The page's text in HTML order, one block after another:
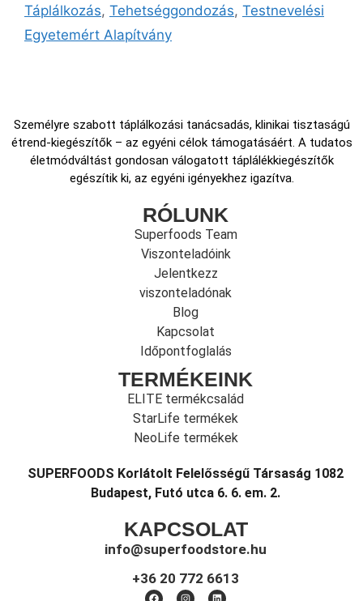
Táplálkozás, Tehetséggondozás, Testnevelési
Egyetemért Alapítvány
Személyre szabott táplálkozási tanácsadás, klinikai tisztaságú
étrend-kiegészítők – az egyéni célok támogatásáért. A tudatos
életmódváltást gondosan válogatott táplálékkiegészítők
egészítik ki, az egyéni igényekhez igazítva.
RÓLUNK
Superfoods Team
Viszonteladóink
Jelentkezz
viszonteladónak
Blog
Kapcsolat
Időpontfoglalás
TERMÉKEINK
ELITE termékcsalád
StarLife termékek
NeoLife termékek
SUPERFOODS Korlátolt Felelősségű Társaság 1082
Budapest, Futó utca 6. 6. em. 2.
KAPCSOLAT
info@superfoodstore.hu
+36 20 772 6613